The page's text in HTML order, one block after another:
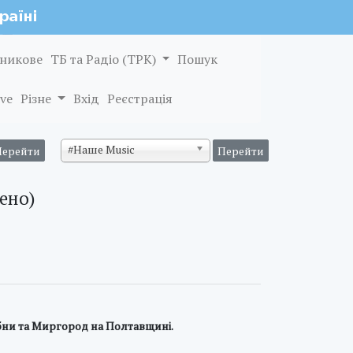
ТБ та Радіо (ТРК) Пошук
Різне Вхід Реєстрація
#Наше Music
та Миргород на Полтавщині.